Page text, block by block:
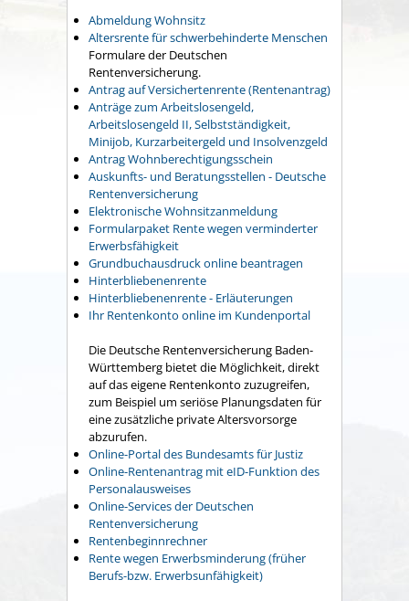
Abmeldung Wohnsitz
Altersrente für schwerbehinderte Menschen
Formulare der Deutschen
Rentenversicherung.
Antrag auf Versichertenrente (Rentenantrag)
Anträge zum Arbeitslosengeld,
Arbeitslosengeld II, Selbstständigkeit,
Minijob, Kurzarbeitergeld und Insolvenzgeld
Antrag Wohnberechtigungsschein
Auskunfts- und Beratungsstellen - Deutsche
Rentenversicherung
Elektronische Wohnsitzanmeldung
Formularpaket Rente wegen verminderter
Erwerbsfähigkeit
Grundbuchausdruck online beantragen
Hinterbliebenenrente
Hinterbliebenenrente - Erläuterungen
Ihr Rentenkonto online im Kundenportal
Die Deutsche Rentenversicherung Baden-
Württemberg bietet die Möglichkeit, direkt
auf das eigene Rentenkonto zuzugreifen,
zum Beispiel um seriöse Planungsdaten für
eine zusätzliche private Altersvorsorge
abzurufen.
Online-Portal des Bundesamts für Justiz
Online-Rentenantrag mit eID-Funktion des
Personalausweises
Online-Services der Deutschen
Rentenversicherung
Rentenbeginnrechner
Rente wegen Erwerbsminderung (früher
Berufs-bzw. Erwerbsunfähigkeit)